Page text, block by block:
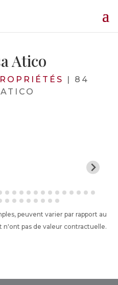
Atico
| 84
peuvent varier par rapport au
pas de valeur contractuelle.